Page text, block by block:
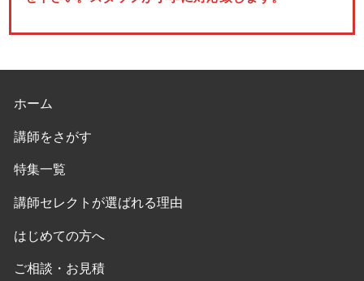
ホーム
講師をさがす
特集一覧
講師セレクトが選ばれる理由
はじめての方へ
ご相談・お見積